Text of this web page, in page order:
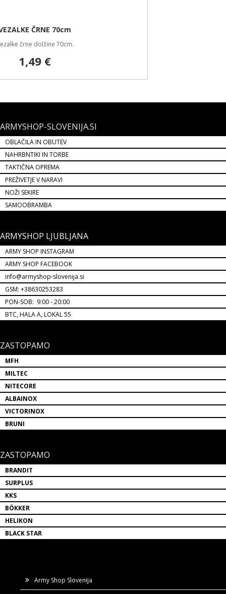
ARMYSHOP-SLOVENIJA.SI
OBLAČILA IN OBUTEV
NAHRBNTIKI IN TORBE
TAKTIČNA OPREMA
PREŽIVETJE V NARAVI
NOŽI SEKIRE
SAMOOBRAMBA
ARMYSHOP LJUBLJANA
ARMY SHOP INSTAGRAM
ARMY SHOP FACEBOOK
info@armyshop-slovenija.si
GSM: +38630253283
PON-SOB: 9:00 - 20:00
BTC, HALA A, LOKAL 55
ZASTOPAMO
MFH
MILTEC
NITECORE
ALBAINOX
VICTORINOX
BRUNI
ZASTOPAMO
BRANDIT
SURPLUS
KKS
BÖKKER
HELIKON
BLACK STAR
Army Shop Slovenija